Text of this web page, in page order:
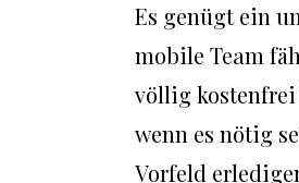
Es genügt ein
mobile Team
völlig kostenfrei
wenn es nötig
Vorfeld